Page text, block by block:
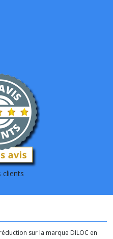
clients
sur la marque DILOC en